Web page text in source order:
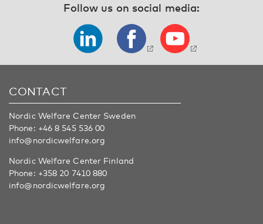
Follow us on social media:
CONTACT
Nordic Welfare Center Sweden
Phone: +46 8 545 536 00
info@nordicwelfare.org
Nordic Welfare Center Finland
Phone: +358 20 7410 880
info@nordicwelfare.org